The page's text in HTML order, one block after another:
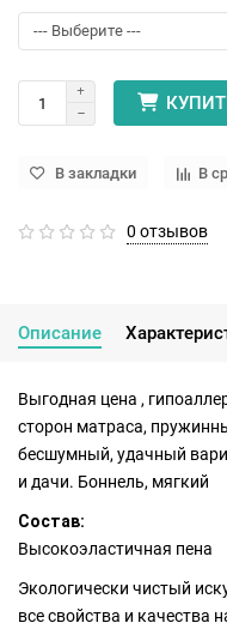
В закладки В
0 отзывов
Описание
Выгодная цена ,
сторон матраса,
бесшумный, удачный
и дачи. Боннель, мягкий
Состав:
Высокоэластичная пена
Экологически чистый
все свойства и качества